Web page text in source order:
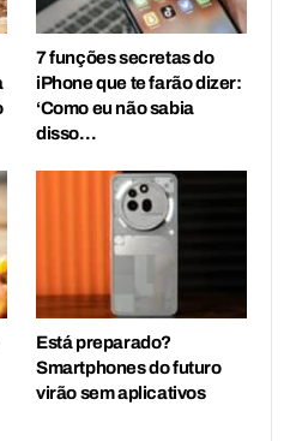
7 funções secretas do
iPhone que te farão dizer:
‘Como eu não sabia
disso…
Está preparado?
Smartphones do futuro
virão sem aplicativos